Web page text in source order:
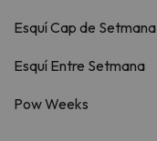
Esquí Cap de Setmana
Esquí Entre Setmana
Pow Weeks